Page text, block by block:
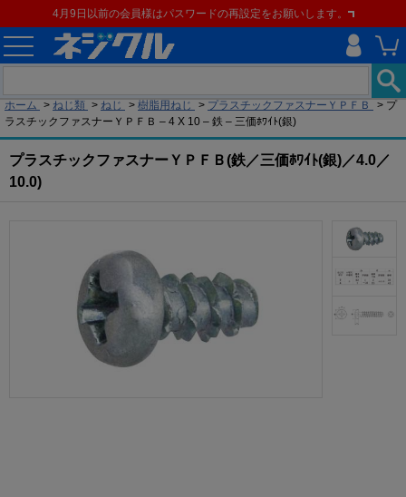
4月9日以前の会員様はパスワードの再設定をお願いします。
ホーム > ねじ類 > ねじ > 樹脂用ねじ > プラスチックファスナーＹＰＦＢ > プ
ラスチックファスナーＹＰＦＢ – 4 X 10 – 鉄 – 三価ﾎﾜｲﾄ(銀)
プラスチックファスナーＹＰＦＢ(鉄／三価ﾎﾜｲﾄ(銀)／4.0／
10.0)